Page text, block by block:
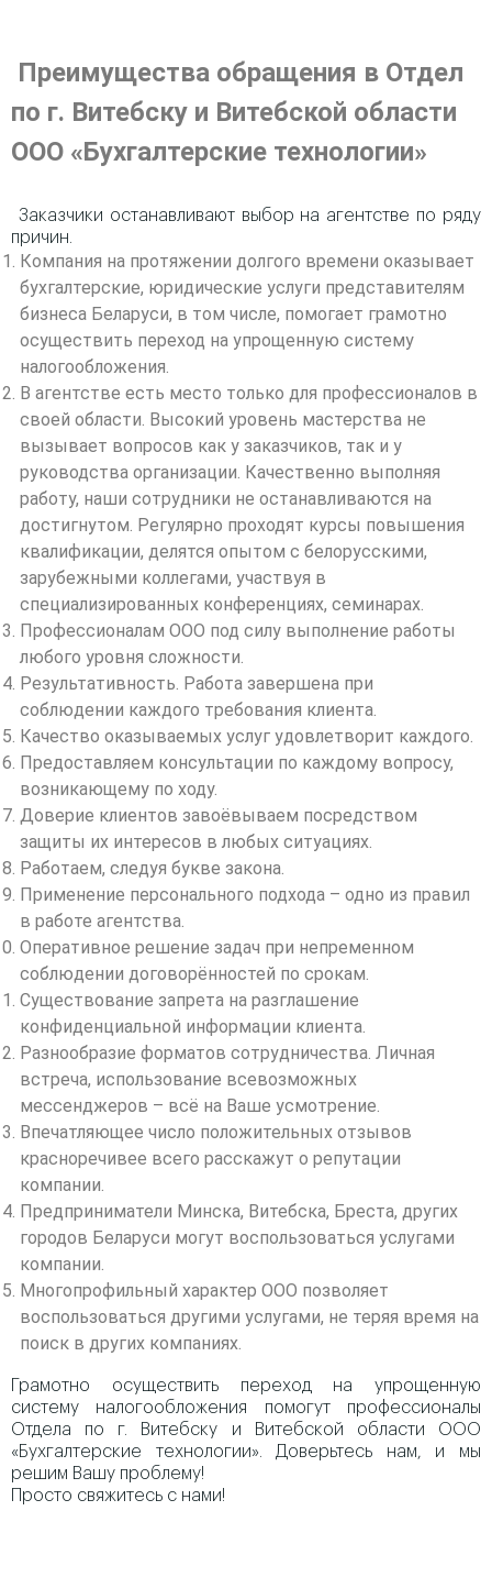
Преимущества обращения в Отдел
по г. Витебску и Витебской области
ООО «Бухгалтерские технологии»
Заказчики останавливают выбор на агентстве по ряду
причин.
Компания на протяжении долгого времени оказывает
бухгалтерские, юридические услуги представителям
бизнеса Беларуси, в том числе, помогает грамотно
осуществить переход на упрощенную систему
налогообложения.
В агентстве есть место только для профессионалов в
своей области. Высокий уровень мастерства не
вызывает вопросов как у заказчиков, так и у
руководства организации. Качественно выполняя
работу, наши сотрудники не останавливаются на
достигнутом. Регулярно проходят курсы повышения
квалификации, делятся опытом с белорусскими,
зарубежными коллегами, участвуя в
специализированных конференциях, семинарах.
Профессионалам ООО под силу выполнение работы
любого уровня сложности.
Результативность. Работа завершена при
соблюдении каждого требования клиента.
Качество оказываемых услуг удовлетворит каждого.
Предоставляем консультации по каждому вопросу,
возникающему по ходу.
Доверие клиентов завоёвываем посредством
защиты их интересов в любых ситуациях.
Работаем, следуя букве закона.
Применение персонального подхода – одно из правил
в работе агентства.
Оперативное решение задач при непременном
соблюдении договорённостей по срокам.
Существование запрета на разглашение
конфиденциальной информации клиента.
Разнообразие форматов сотрудничества. Личная
встреча, использование всевозможных
мессенджеров – всё на Ваше усмотрение.
Впечатляющее число положительных отзывов
красноречивее всего расскажут о репутации
компании.
Предприниматели Минска, Витебска, Бреста, других
городов Беларуси могут воспользоваться услугами
компании.
Многопрофильный характер ООО позволяет
воспользоваться другими услугами, не теряя время на
поиск в других компаниях.
Грамотно осуществить переход на упрощенную
систему налогообложения помогут профессионалы
Отдела по г. Витебску и Витебской области ООО
«Бухгалтерские технологии». Доверьтесь нам, и мы
решим Вашу проблему!
Просто свяжитесь с нами!